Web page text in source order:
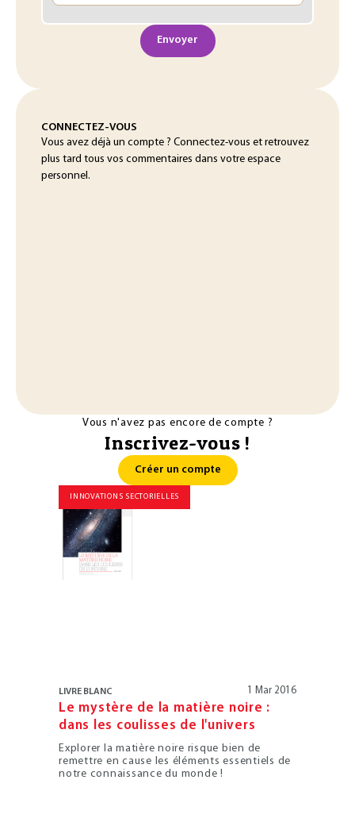
Envoyer
CONNECTEZ-VOUS
Vous avez déjà un compte ? Connectez-vous et retrouvez
plus tard tous vos commentaires dans votre espace
personnel.
Vous n'avez pas encore de compte ?
Inscrivez-vous !
Créer un compte
INNOVATIONS SECTORIELLES
LIVRE BLANC 1 Mar 2016
Le mystère de la matière noire :
dans les coulisses de l'univers
Explorer la matière noire risque bien de
remettre en cause les éléments essentiels de
notre connaissance du monde !